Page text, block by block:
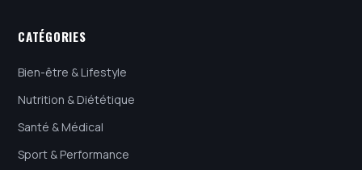
CATÉGORIES
Bien-être & Lifestyle
Nutrition & Diététique
Santé & Médical
Sport & Performance